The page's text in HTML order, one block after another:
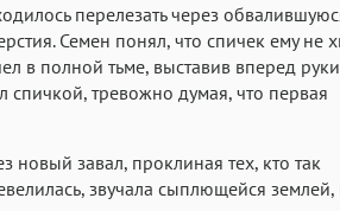
перелезать через
Семен понял, что спичек ему не
в полной тьме, выставив вперед
тревожно думая, что первая
новый завал, проклиная тех, кто так
звучала сыплющейся землей,